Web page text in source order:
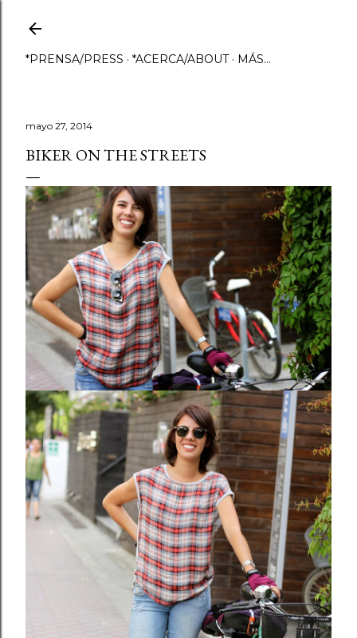
*PRENSA/PRESS *ACERCA/ABOUT MÁS…
mayo 27, 2014
BIKER ON THE STREETS